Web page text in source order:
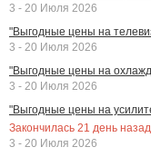
3 - 20 Июля 2026
"Выгодные цены на
3 - 20 Июля 2026
"Выгодные цены на
3 - 20 Июля 2026
"Выгодные цены на
Закончилась 21 день назад
3 - 20 Июля 2026